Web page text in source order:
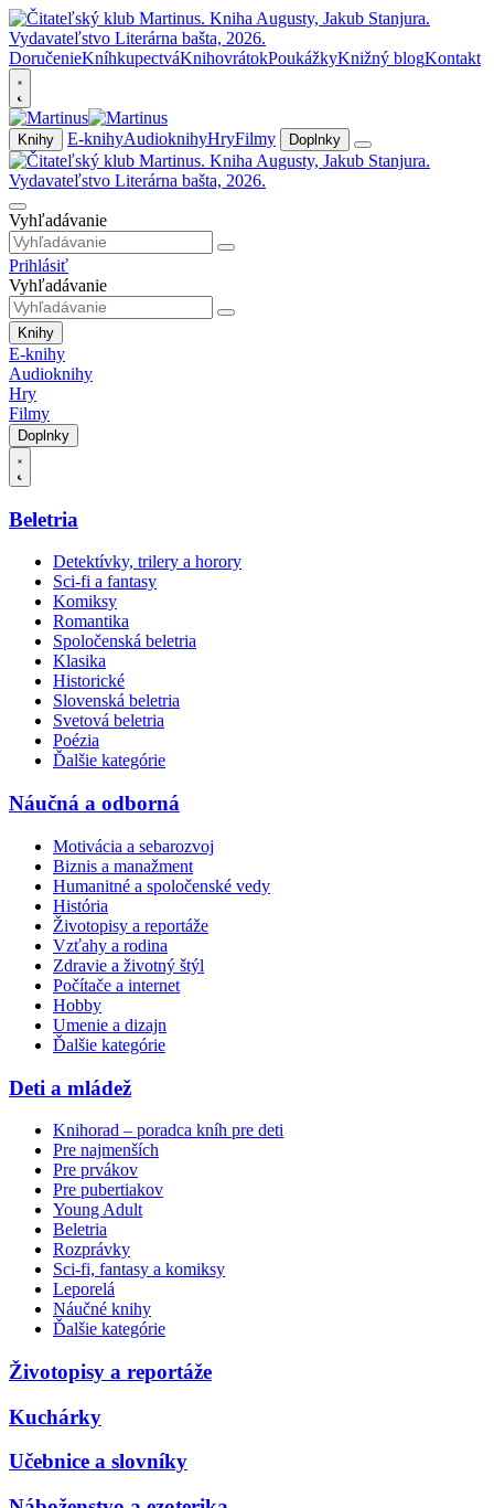
DoručenieKníhkupectváKnihovrátokPoukážkyKnižný blogKontakt
Knihy E-knihyAudioknihyHryFilmy Doplnky
Vyhľadávanie
Prihlásiť
Vyhľadávanie
Knihy
E-knihy
Audioknihy
Hry
Filmy
Doplnky
Beletria
Detektívky, trilery a horory
Sci-fi a fantasy
Komiksy
Romantika
Spoločenská beletria
Klasika
Historické
Slovenská beletria
Svetová beletria
Poézia
Ďalšie kategórie
Náučná a odborná
Motivácia a sebarozvoj
Biznis a manažment
Humanitné a spoločenské vedy
História
Životopisy a reportáže
Vzťahy a rodina
Zdravie a životný štýl
Počítače a internet
Hobby
Umenie a dizajn
Ďalšie kategórie
Deti a mládež
Knihorad – poradca kníh pre deti
Pre najmenších
Pre prvákov
Pre pubertiakov
Young Adult
Beletria
Rozprávky
Sci-fi, fantasy a komiksy
Leporelá
Náučné knihy
Ďalšie kategórie
Životopisy a reportáže
Kuchárky
Učebnice a slovníky